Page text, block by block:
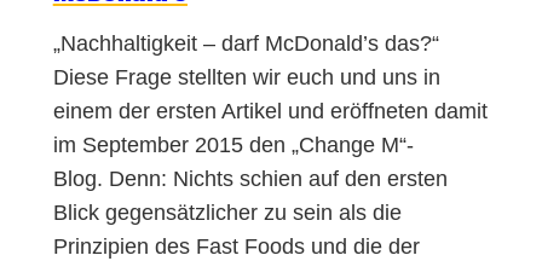
„Nachhaltigkeit – darf McDonald’s das?“
Diese Frage stellten wir euch und uns in
einem der ersten Artikel und eröffneten damit
im September 2015 den „Change M“-
Blog. Denn: Nichts schien auf den ersten
Blick gegensätzlicher zu sein als die
Prinzipien des Fast Foods und die der